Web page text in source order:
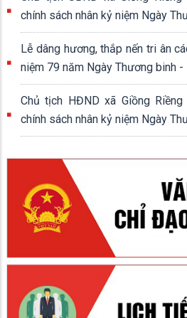
Công an xã Giồng Riềng công bố
hàm, nâng lương năm 2026
06/06/2026